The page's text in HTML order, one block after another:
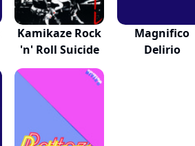
Kamikaze Rock
'n' Roll Suicide
Magnifico
Delirio